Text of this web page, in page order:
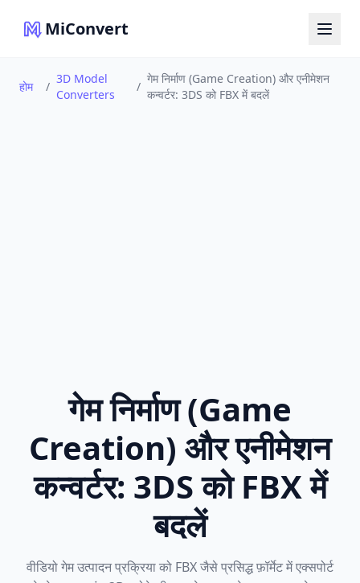
MiConvert
होम /
3D Model
Converters
/
गेम निर्माण (Game Creation) और एनीमेशन
कन्वर्टर: 3DS को FBX में बदलें
गेम निर्माण (Game
Creation) और एनीमेशन
कन्वर्टर: 3DS को FBX में
बदलें
वीडियो गेम उत्पादन प्रक्रिया को FBX जैसे प्रसिद्ध फ़ॉर्मेट में एक्सपोर्ट